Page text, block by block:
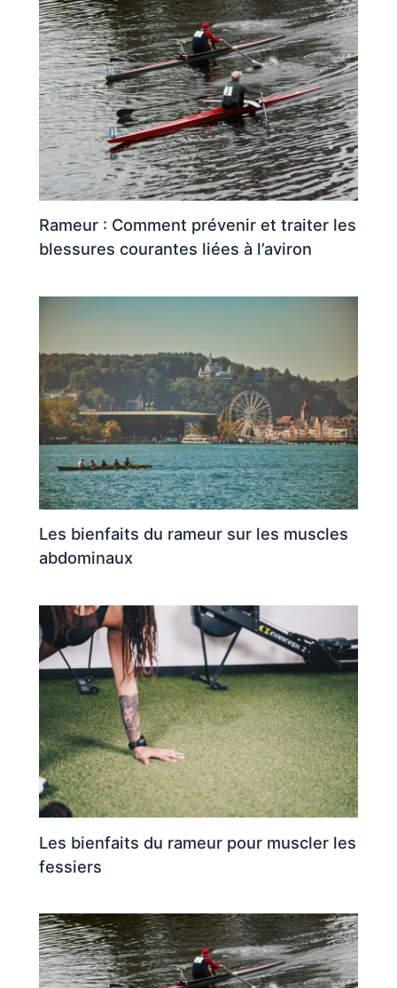
Rameur : Comment prévenir et traiter les
blessures courantes liées à l’aviron
Les bienfaits du rameur sur les muscles
abdominaux
Les bienfaits du rameur pour muscler les
fessiers